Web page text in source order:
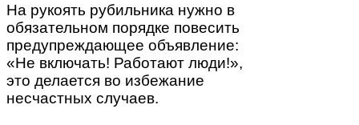
На рукоять рубильника нужно в
обязательном порядке повесить
предупреждающее объявление:
«Не включать! Работают люди!»,
это делается во избежание
несчастных случаев.